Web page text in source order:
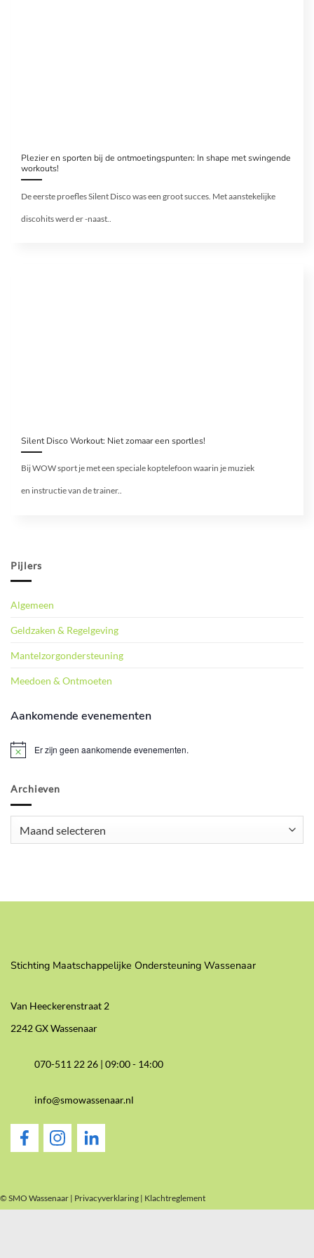
Pijlers
Algemeen
Geldzaken & Regelgeving
Mantelzorgondersteuning
Meedoen & Ontmoeten
Aankomende evenementen
BerichtEr zijn geen aankomende evenementen.
Archieven
Plezier en sporten bij de ontmoetingspunten: In shape met swingende
workouts!
De eerste proefles Silent Disco was een groot succes. Met aanstekelijke
discohits werd er -naast..
Silent Disco Workout: Niet zomaar een sportles!
Bij WOW sport je met een speciale koptelefoon waarin je muziek
en instructie van de trainer..
Stichting Maatschappelijke Ondersteuning Wassenaar
Van Heeckerenstraat 2
2242 GX Wassenaar
070-511 22 26 |09:00 - 14:00
info@smowassenaar.nl
© SMO Wassenaar | Privacyverklaring | Klachtreglement